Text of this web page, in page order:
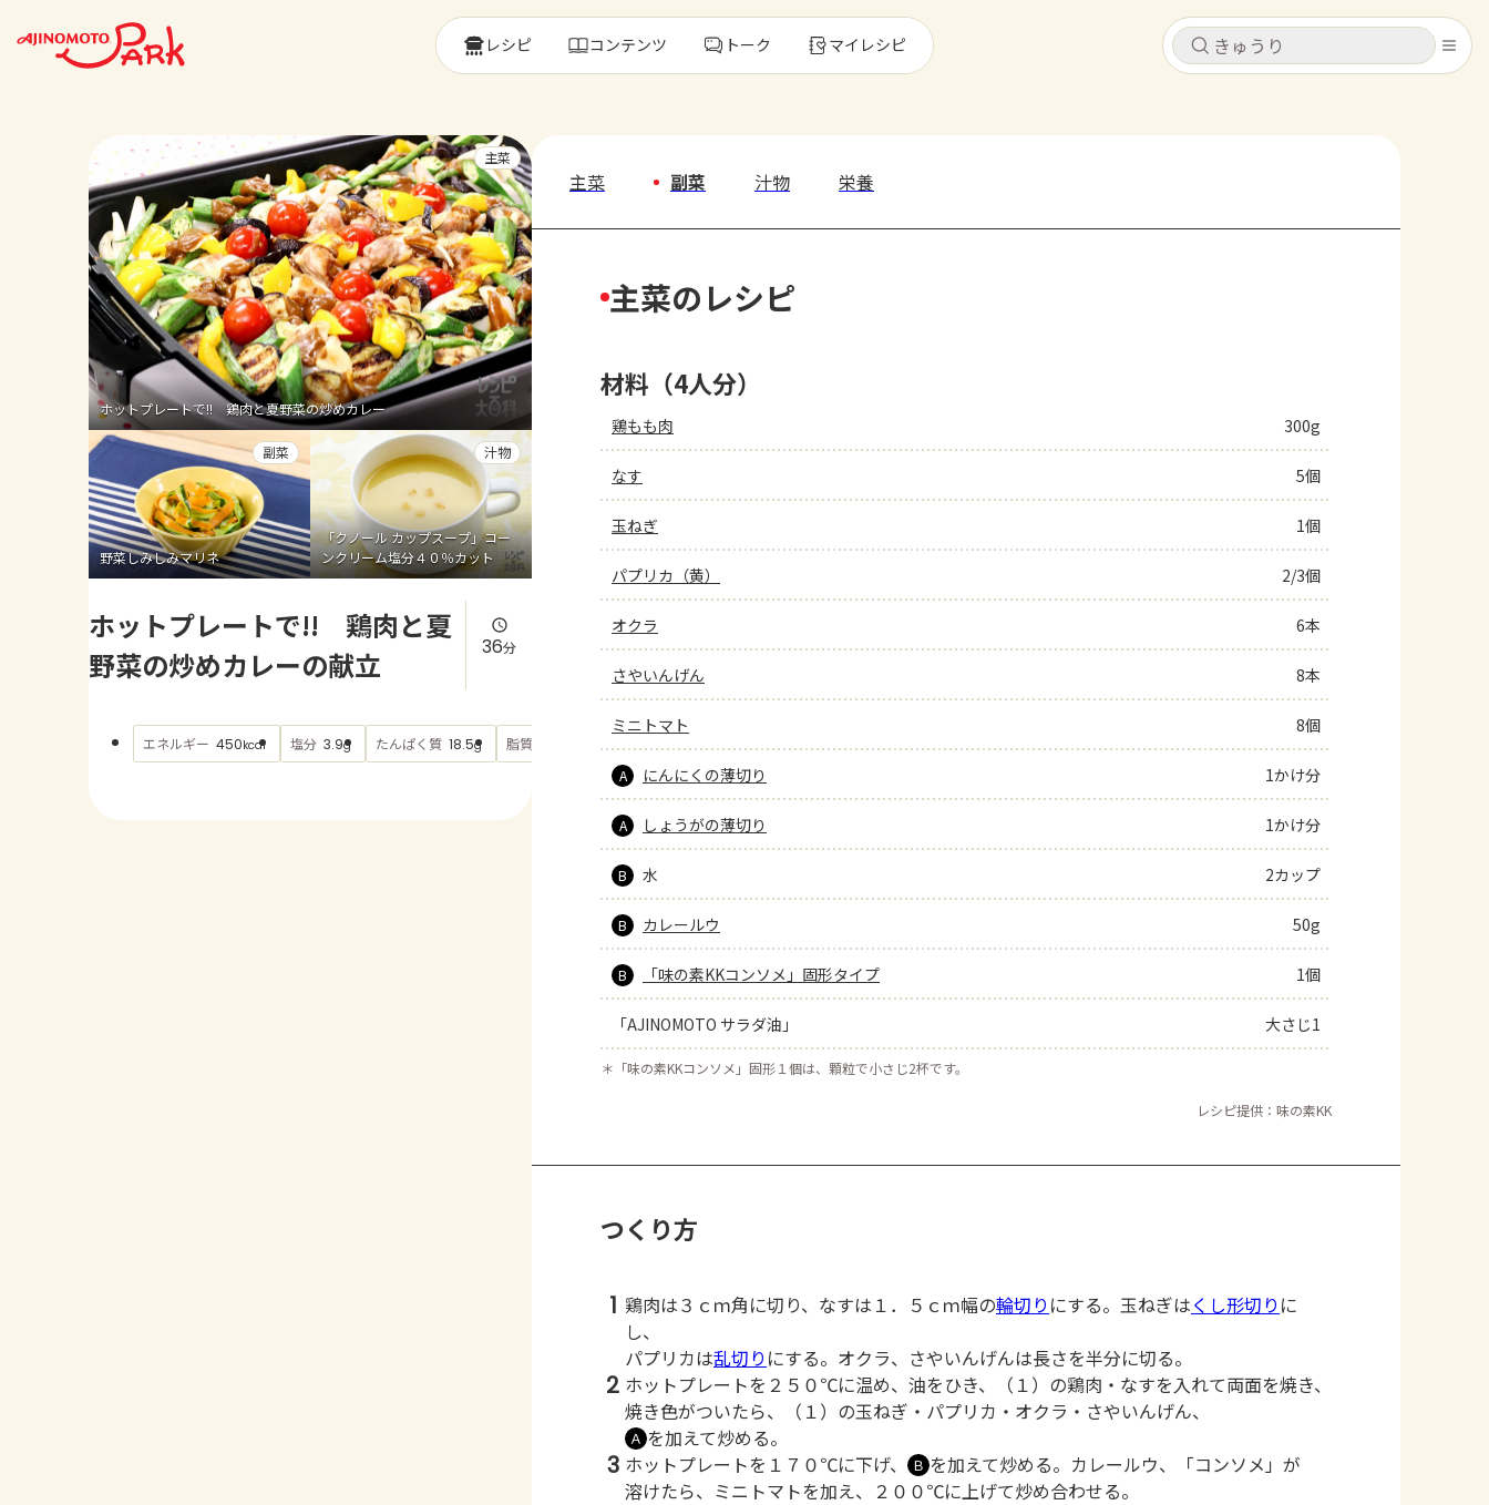
キャンセル
よくあるお問い合わせ
お買い物
キャンセル
レシピ コンテンツ トーク マイレシピ
ホットプレートで!! 鶏肉と夏野菜の炒めカレー
主菜
野菜しみしみマリネ
副菜
「クノール カップスープ」コー
ンクリーム塩分４０％カット
汁物
ホットプレートで!! 鶏肉と夏
野菜の炒めカレーの献立
36分
エネルギー 450kcal 塩分 3.9g たんぱく質 18.5g 脂質 もっと見る
主菜 副菜 汁物 栄養
主菜のレシピ
材料（4人分）
鶏もも肉 300g
なす 5個
玉ねぎ 1個
パプリカ（黄） 2/3個
オクラ 6本
さやいんげん 8本
ミニトマト 8個
A にんにくの薄切り 1かけ分
A しょうがの薄切り 1かけ分
B 水 2カップ
B カレールウ 50g
B 「味の素KKコンソメ」固形タイプ 1個
「AJINOMOTO サラダ油」 大さじ1
＊ 「味の素KKコンソメ」固形１個は、顆粒で小さじ2杯です。
レシピ提供：味の素KK
つくり方
1 鶏肉は３ｃｍ角に切り、なすは１．５ｃｍ幅の輪切り にする。玉ねぎはくし形切り に
し、
パプリカは乱切り にする。オクラ、さやいんげんは長さを半分に切る。
2 ホットプレートを２５０℃に温め、油をひき、（１）の鶏肉・なすを入れて両面を焼き、
焼き色がついたら、（１）の玉ねぎ・パプリカ・オクラ・さやいんげん、
Ａ を加えて炒める。
3 ホットプレートを１７０℃に下げ、 Ｂ を加えて炒める。カレールウ、「コンソメ」が
溶けたら、ミニトマトを加え、２００℃に上げて炒め合わせる。